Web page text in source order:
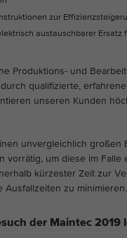
zur
austauschbarer Ersatz
Produktions- und
qualifizierte,
unseren Kunden
unvergleichlich großen
vorrätig, um diese im Falle
kürzester Zeit zur
Ausfallzeiten zu minimieren.
der Maintec 2019
Cookie ist ein Standard-
von TYPO3. Es
Benutzer-Logins die
werden und es
zu geschützten
ist ein Google Tag
alle Skripte für
Es hilft uns die
Analytics
verwenden wir eingebettete
anbieten zu können,